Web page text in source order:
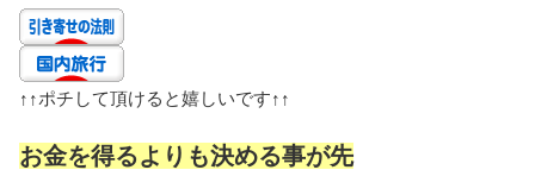
↑↑ポチして頂けると嬉しいです↑↑
お金を得るよりも決める事が先